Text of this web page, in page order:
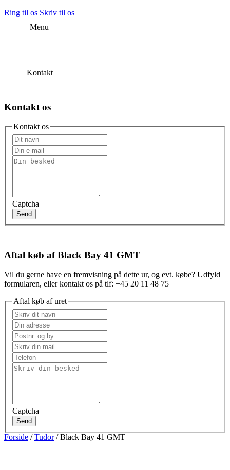
Ring til os Skriv til os
Menu
Kontakt
Kontakt os
Kontakt os
Captcha
Send
Aftal køb af Black Bay 41 GMT
Vil du gerne have en fremvisning på dette ur, og evt. købe? Udfyld
formularen, eller kontakt os på tlf: +45 20 11 48 75
Aftal køb af uret
Captcha
Send
Forside /Tudor/ Black Bay 41 GMT